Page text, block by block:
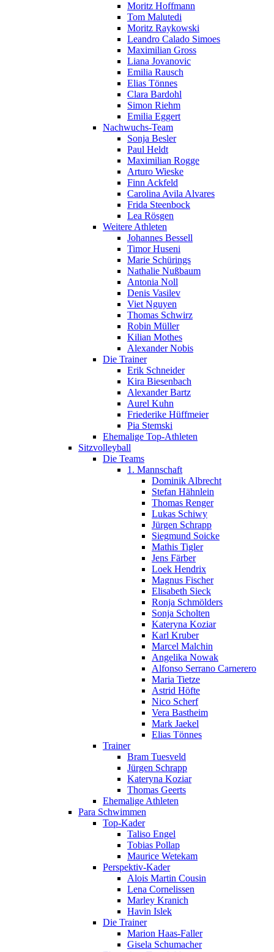
Moritz Hoffmann
Tom Malutedi
Moritz Raykowski
Leandro Calado Simoes
Maximilian Gross
Liana Jovanovic
Emilia Rausch
Elias Tönnes
Clara Bardohl
Simon Riehm
Emilia Eggert
Nachwuchs-Team
Sonja Besler
Paul Heldt
Maximilian Rogge
Arturo Wieske
Finn Ackfeld
Carolina Avila Alvares
Frida Steenbock
Lea Rösgen
Weitere Athleten
Johannes Bessell
Timor Huseni
Marie Schürings
Nathalie Nußbaum
Antonia Noll
Denis Vasilev
Viet Nguyen
Thomas Schwirz
Robin Müller
Kilian Mothes
Alexander Nobis
Die Trainer
Erik Schneider
Kira Biesenbach
Alexander Bartz
Aurel Kuhn
Friederike Hüffmeier
Pia Stemski
Ehemalige Top-Athleten
Sitzvolleyball
Die Teams
1. Mannschaft
Dominik Albrecht
Stefan Hähnlein
Thomas Renger
Lukas Schiwy
Jürgen Schrapp
Siegmund Soicke
Mathis Tigler
Jens Färber
Loek Hendrix
Magnus Fischer
Elisabeth Sieck
Ronja Schmölders
Sonja Scholten
Kateryna Koziar
Karl Kruber
Marcel Malchin
Angelika Nowak
Alfonso Serrano Carnerero
Maria Tietze
Astrid Höfte
Nico Scherf
Vera Bastheim
Mark Jaekel
Elias Tönnes
Trainer
Bram Tuesveld
Jürgen Schrapp
Kateryna Koziar
Thomas Geerts
Ehemalige Athleten
Para Schwimmen
Top-Kader
Taliso Engel
Tobias Pollap
Maurice Wetekam
Perspektiv-Kader
Alois Martin Cousin
Lena Cornelissen
Marley Kranich
Havin Islek
Die Trainer
Marion Haas-Faller
Gisela Schumacher